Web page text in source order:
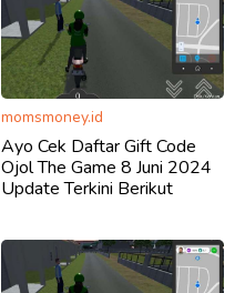
momsmoney.id
Ayo Cek Daftar Gift Code
Ojol The Game 8 Juni 2024
Update Terkini Berikut